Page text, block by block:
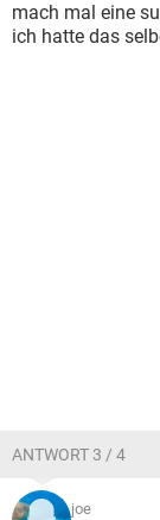
mach mal eine
ich hatte das
ANTWORT 3 / 4
joe